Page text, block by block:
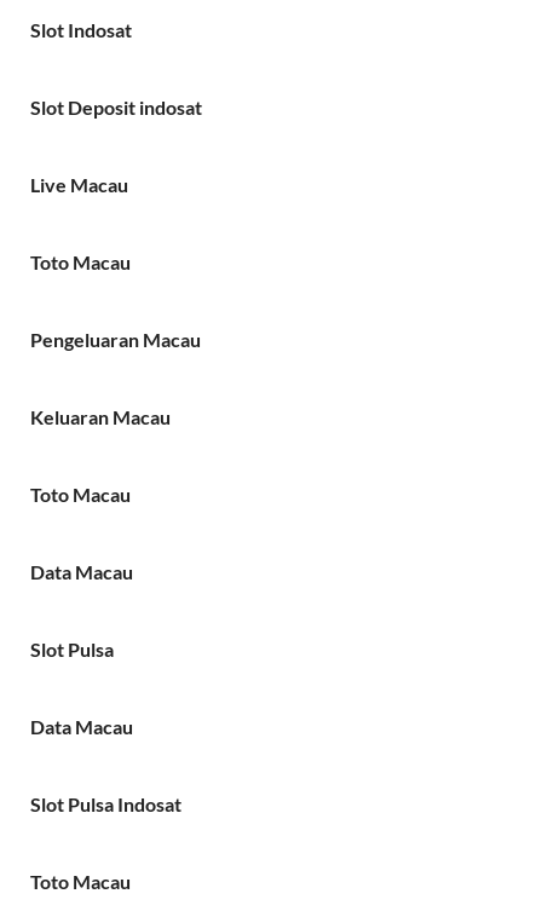
Slot Indosat
Slot Deposit indosat
Live Macau
Toto Macau
Pengeluaran Macau
Keluaran Macau
Toto Macau
Data Macau
Slot Pulsa
Data Macau
Slot Pulsa Indosat
Toto Macau